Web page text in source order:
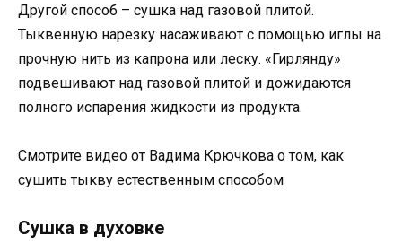
Другой способ – сушка над газовой плитой.
Тыквенную нарезку насаживают с помощью иглы на
прочную нить из капрона или леску. «Гирлянду»
подвешивают над газовой плитой и дожидаются
полного испарения жидкости из продукта.
Смотрите видео от Вадима Крючкова о том, как
сушить тыкву естественным способом
Сушка в духовке